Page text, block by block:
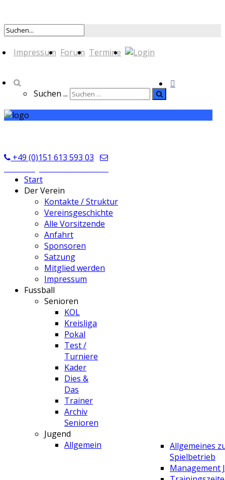
Impressum Forum Termine
Suchen ...
+49 (0)151 613 593 03
Start
Der Verein
Kontakte / Struktur
Vereinsgeschichte
Alle Vorsitzende
Anfahrt
Sponsoren
Satzung
Mitglied werden
Impressum
Fussball
Senioren
KOL
Kreisliga
Pokal
Test /
Turniere
Kader
Dies &
Das
Trainer
Archiv
Senioren
Jugend
Allgemein
Allgemeines
Spielbetrieb
Management